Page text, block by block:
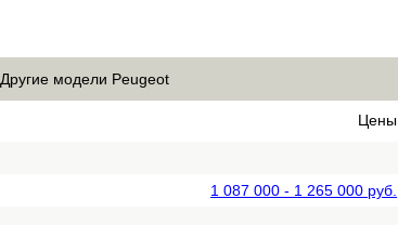
Другие модели Peugeot
Цены
1 087 000 - 1 265 000 руб.